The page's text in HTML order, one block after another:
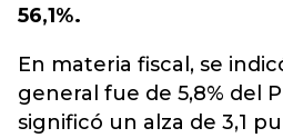
56,1%.
En materia fiscal, se
general fue de 5,8% del
significó un alza de 3,1